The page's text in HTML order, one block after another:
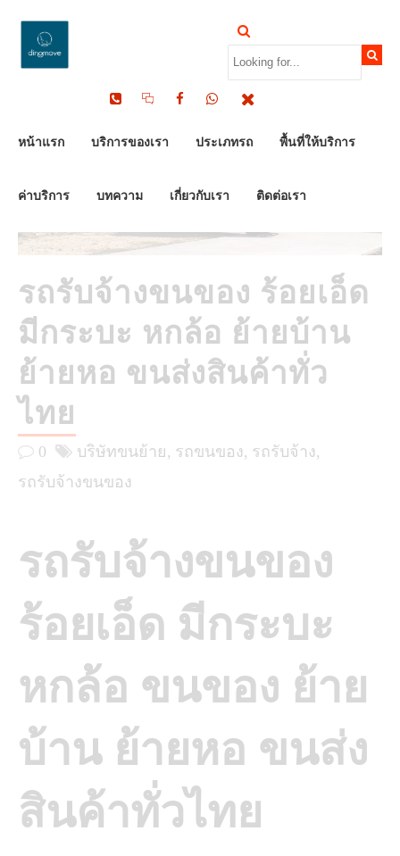
หน้าแรก บริการของเรา ประเภทรถ พื้นที่ให้บริการ
ค่าบริการ บทความ เกี่ยวกับเรา ติดต่อเรา
รถรับจ้างขนของ ร้อยเอ็ด
มีกระบะ หกล้อ ย้ายบ้าน
ย้ายหอ ขนส่งสินค้าทั่ว
ไทย
0 บริษัทขนย้าย รถขนของ รถรับจ้าง
รถรับจ้างขนของ
รถรับจ้างขนของ
ร้อยเอ็ด มีกระบะ
หกล้อ ขนของ ย้าย
บ้าน ย้ายหอ ขนส่ง
สินค้าทั่วไทย